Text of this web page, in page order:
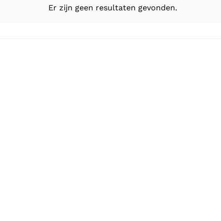
Bericht
Er zijn geen resultaten gevonden.